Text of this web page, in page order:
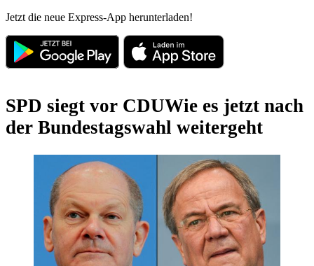
Jetzt die neue Express-App herunterladen!
SPD siegt vor CDUWie es jetzt nach
der Bundestagswahl weitergeht